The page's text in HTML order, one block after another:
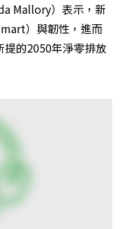
Mallory）表示，新
）與韌性，進而
的2050年淨零排放